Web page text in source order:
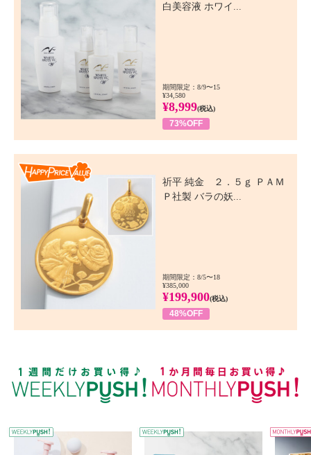
白美容液 ホワイ...
期間限定：8/9〜15
¥34,580
¥8,999(税込)
73%OFF
祈平 純金 ２．５ｇ ＰＡＭ
Ｐ社製 バラの妖...
期間限定：8/5〜18
¥385,000
¥199,900(税込)
48%OFF
WEEKLY PUSH